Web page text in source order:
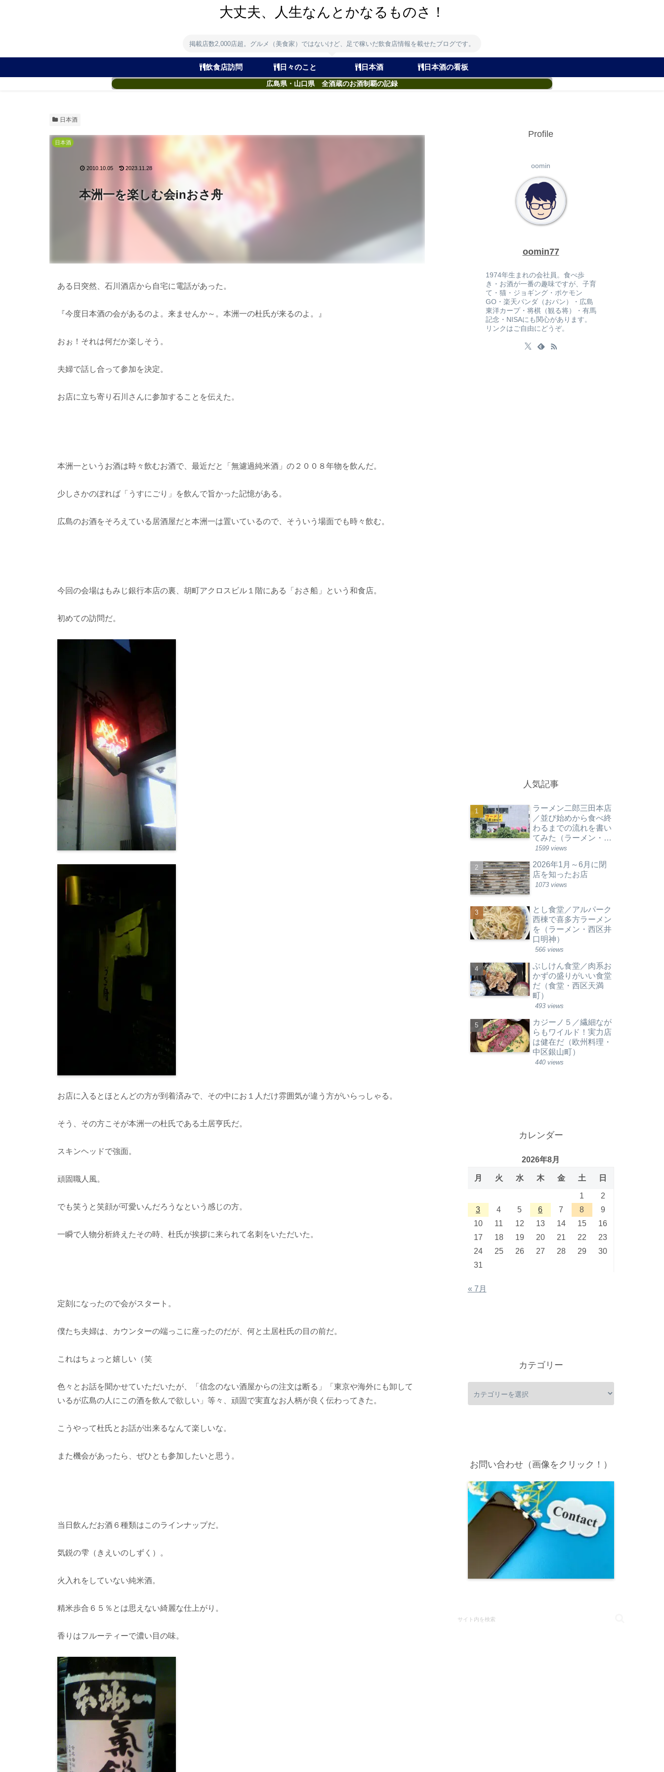
大丈夫、人生なんとかなるものさ！
掲載店数2,000店超。グルメ（美食家）ではないけど、足で稼いだ飲食店情報を載せたブログです。
飲食店訪問 日々のこと 日本酒 日本酒の看板
広島県・山口県 全酒蔵のお酒制覇の記録
日本酒
本洲一を楽しむ会inおさ舟
日本酒
2010.10.05 2023.11.28
ある日突然、石川酒店から自宅に電話があった。
『今度日本酒の会があるのよ。来ませんか～。本洲一の杜氏が来るのよ。』
おぉ！それは何だか楽しそう。
夫婦で話し合って参加を決定。
お店に立ち寄り石川さんに参加することを伝えた。
本洲一というお酒は時々飲むお酒で、最近だと「無濾過純米酒」の２００８年物を飲んだ。
少しさかのぼれば「うすにごり」を飲んで旨かった記憶がある。
広島のお酒をそろえている居酒屋だと本洲一は置いているので、そういう場面でも時々飲む。
今回の会場はもみじ銀行本店の裏、胡町アクロスビル１階にある「おさ船」という和食店。
初めての訪問だ。
お店に入るとほとんどの方が到着済みで、その中にお１人だけ雰囲気が違う方がいらっしゃる。
そう、その方こそが本洲一の杜氏である土居亨氏だ。
スキンヘッドで強面。
頑固職人風。
でも笑うと笑顔が可愛いんだろうなという感じの方。
一瞬で人物分析終えたその時、杜氏が挨拶に来られて名刺をいただいた。
定刻になったので会がスタート。
僕たち夫婦は、カウンターの端っこに座ったのだが、何と土居杜氏の目の前だ。
これはちょっと嬉しい（笑
色々とお話を聞かせていただいたが、「信念のない酒屋からの注文は断る」「東京や海外にも卸して
いるが広島の人にこの酒を飲んで欲しい」等々、頑固で実直なお人柄が良く伝わってきた。
こうやって杜氏とお話が出来るなんて楽しいな。
また機会があったら、ぜひとも参加したいと思う。
当日飲んだお酒６種類はこのラインナップだ。
気鋭の雫（きえいのしずく）。
火入れをしていない純米酒。
精米歩合６５％とは思えない綺麗な仕上がり。
香りはフルーティーで濃い目の味。
Profile
oomin
oomin77
1974年生まれの会社員。食べ歩
き・お酒が一番の趣味ですが、子育
て・猫・ジョギング・ポケモン
GO・楽天パンダ（おパン）・広島
東洋カープ・将棋（観る将）・有馬
記念・NISAにも関心があります。
リンクはご自由にどうぞ。
人気記事
ラーメン二郎三田本店
／並び始めから食べ終
わるまでの流れを書い
てみた（ラーメン・東
京都港区）
1599 views
2026年1月～6月に閉
店を知ったお店
1073 views
とし食堂／アルパーク
西棟で喜多方ラーメン
を（ラーメン・西区井
口明神）
566 views
ぶしけん食堂／肉系お
かずの盛りがいい食堂
だ（食堂・西区天満
町）
493 views
カジーノ５／繊細なが
らもワイルド！実力店
は健在だ（欧州料理・
中区銀山町）
440 views
カレンダー
2026年8月
月 火 水 木 金 土 日
1
2
3
4 5 6 7 8
9
10
11 12 13 14 15
16
17
18 19 20 21 22
23
24
25 26 27 28 29
30
31
« 7月
カテゴリー
お問い合わせ（画像をクリック！）